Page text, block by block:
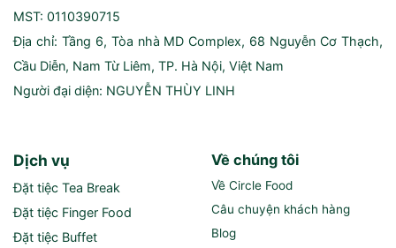
MST: 0110390715
Địa chỉ: Tầng 6, Tòa nhà MD Complex, 68 Nguyễn Cơ Thạch,
Cầu Diễn, Nam Từ Liêm, TP. Hà Nội, Việt Nam
Người đại diện: NGUYỄN THÙY LINH
Dịch vụ
Đặt tiệc Tea Break
Đặt tiệc Finger Food
Đặt tiệc Buffet
Về chúng tôi
Về Circle Food
Câu chuyện khách hàng
Blog